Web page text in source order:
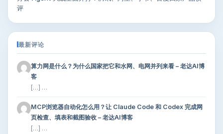
评
最新评论
算力网是什么？为什么国家把它和水网、电网并列来看 – 老达AI博
客
[…] …
MCP浏览器自动化怎么用？让 Claude Code 和 Codex 完成网
页检查、填表和截图验收 – 老达AI博客
[…] …